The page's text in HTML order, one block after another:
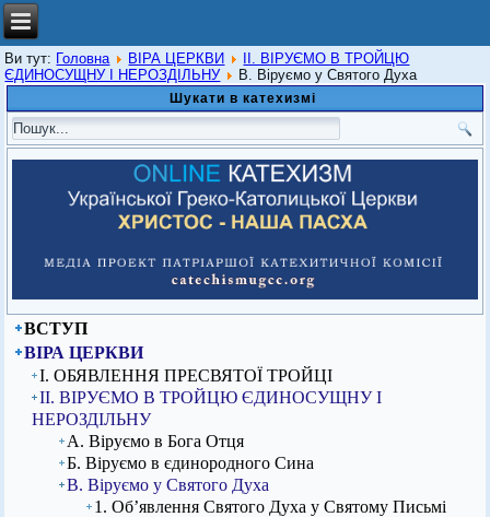
Ви тут: Головна ВІРА ЦЕРКВИ
ІІ. ВІРУЄМО В ТРОЙЦЮ
ЄДИНОСУЩНУ І НЕРОЗДІЛЬНУ
В. Віруємо у Святого Духа
Шукати в катехизмі
ВСТУП
ВІРА ЦЕРКВИ
I. ОБЯВЛЕННЯ ПРЕСВЯТОЇ ТРОЙЦІ
ІІ. ВІРУЄМО В ТРОЙЦЮ ЄДИНОСУЩНУ І
НЕРОЗДІЛЬНУ
А. Віруємо в Бога Отця
Б. Віруємо в єдинородного Сина
В. Віруємо у Святого Духа
1. Об’явлення Святого Духа у Святому Письмі